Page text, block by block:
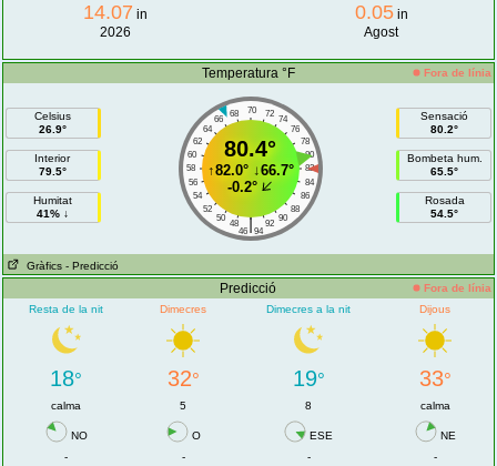
14.07 in
2026
0.05in
Agost
Temperatura °F Fora de línia
Celsius
26.9°
Interior
79.5°
Humitat
41% ↓
70
68 72
66
74
64
76
62
78
60
80
58
82
56
84
54
86
52
88
50
90
48 92
|
46 94
80.4°
↑82.0°↓66.7°
-0.2°
Sensació
80.2°
Bombeta hum.
65.5°
Rosada
54.5°
Gràfics - Predicció
Predicció
Fora de línia
Resta de la nit
Dimecres Dimecres a la nit Dijous
18° 32° 19° 33°
calma 5 8 calma
NO O ESE
NE
-
- -
-